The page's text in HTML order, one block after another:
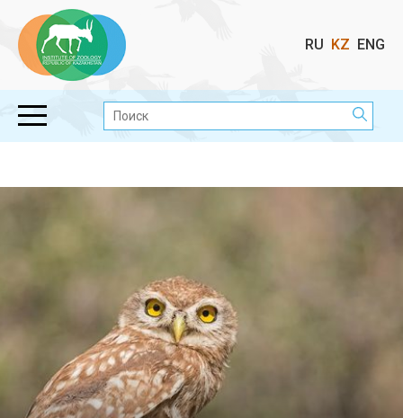
Выбор
RU KZ ENG
Поиск: